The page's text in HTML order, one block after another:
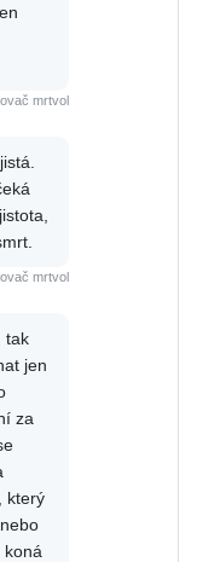
mrtvol
mrtvol
tak
jen
za
který
koná